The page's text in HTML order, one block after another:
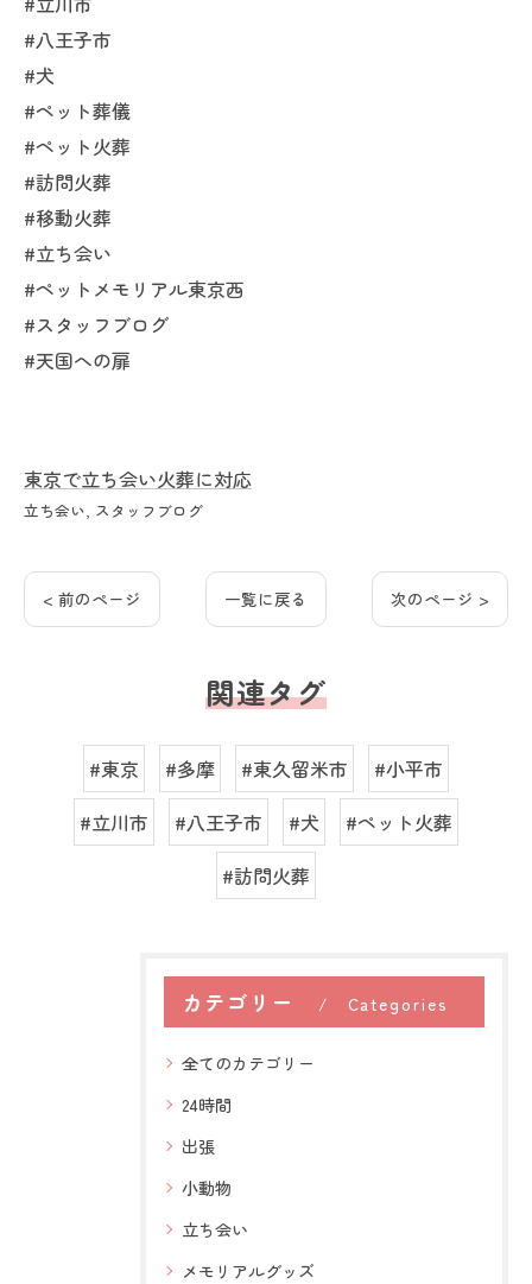
#八王子市
#犬
#ペット葬儀
#ペット火葬
#訪問火葬
#移動火葬
#立ち会い
#ペットメモリアル東京西
#スタッフブログ
#天国への扉
東京で立ち会い火葬に対応
立ち会い スタッフブログ
< 前のページ 一覧に戻る 次のページ >
関連タグ
#東京 #多摩 #東久留米市
#小平市
#立川市
#八王子市 #犬
#ペット火葬
#訪問火葬
カテゴリー Categories
全てのカテゴリー
24時間
出張
小動物
立ち会い
メモリアルグッズ